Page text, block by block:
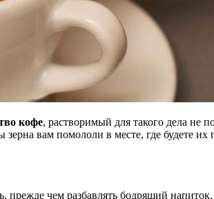
кофе, растворимый для такого дела не
вам помололи в месте, где будете
прежде чем разбавлять бодрящий